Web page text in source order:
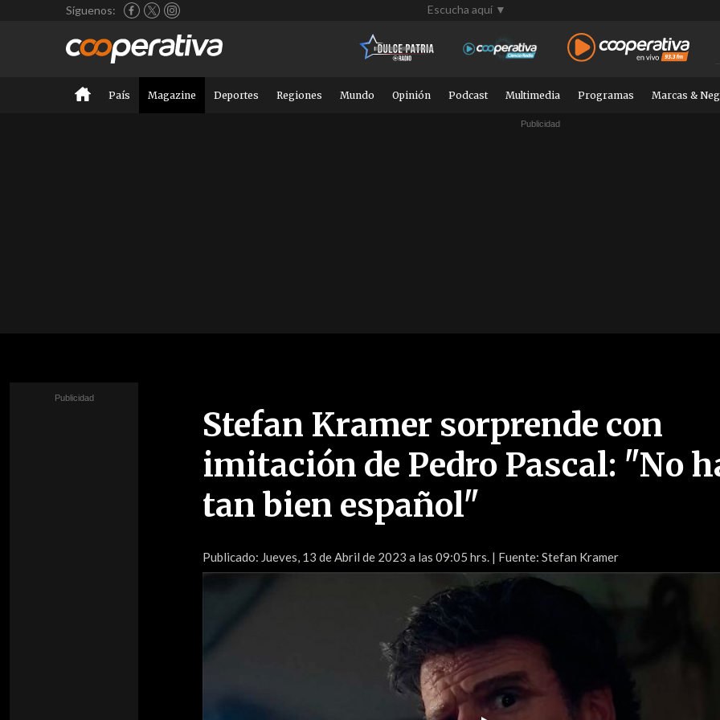
Síguenos: Escucha aquí ▼
País Magazine Deportes Regiones Mundo Opinión Podcast Multimedia Programas Marcas &
Stefan Kramer sorprende con
imitación de Pedro Pascal: "No
tan bien español"
Publicado: Jueves, 13 de Abril de 2023 a las 09:05 hrs. | Fuente: Stefan Kramer